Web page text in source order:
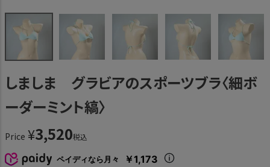
しましま グラビアのスポーツブラ〈細ボ
ーダーミント縞〉
Price ¥3,520税込
ペイディなら月々 ￥1,173